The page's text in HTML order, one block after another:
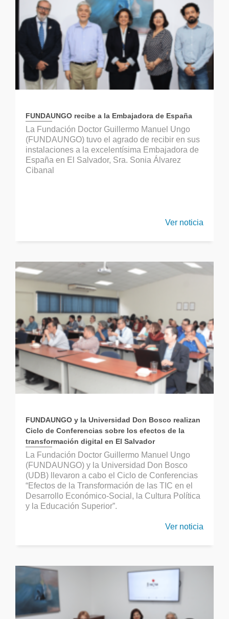
FUNDAUNGO recibe a la Embajadora de España
La Fundación Doctor Guillermo Manuel Ungo
(FUNDAUNGO) tuvo el agrado de recibir en sus
instalaciones a la excelentísima Embajadora de
España en El Salvador, Sra. Sonia Álvarez
Cibanal
Ver noticia
FUNDAUNGO y la Universidad Don Bosco realizan
Ciclo de Conferencias sobre los efectos de la
transformación digital en El Salvador
La Fundación Doctor Guillermo Manuel Ungo
(FUNDAUNGO) y la Universidad Don Bosco
(UDB) llevaron a cabo el Ciclo de Conferencias
“Efectos de la Transformación de las TIC en el
Desarrollo Económico-Social, la Cultura Política
y la Educación Superior”.
Ver noticia